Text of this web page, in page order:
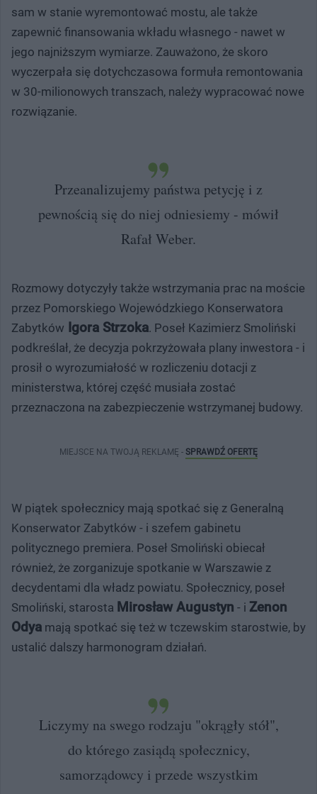
sam w stanie wyremontować mostu, ale także
zapewnić finansowania wkładu własnego - nawet w
jego najniższym wymiarze. Zauważono, że skoro
wyczerpała się dotychczasowa formuła remontowania
w 30-milionowych transzach, należy wypracować nowe
rozwiązanie.
Przeanalizujemy państwa petycję i z
pewnością się do niej odniesiemy - mówił
Rafał Weber.
Rozmowy dotyczyły także wstrzymania prac na moście
przez Pomorskiego Wojewódzkiego Konserwatora
Zabytków Igora Strzoka. Poseł Kazimierz Smoliński
podkreślał, że decyzja pokrzyżowała plany inwestora - i
prosił o wyrozumiałość w rozliczeniu dotacji z
ministerstwa, której część musiała zostać
przeznaczona na zabezpieczenie wstrzymanej budowy.
MIEJSCE NA TWOJĄ REKLAMĘ - SPRAWDŹ OFERTĘ
W piątek społecznicy mają spotkać się z Generalną
Konserwator Zabytków - i szefem gabinetu
politycznego premiera. Poseł Smoliński obiecał
również, że zorganizuje spotkanie w Warszawie z
decydentami dla władz powiatu. Społecznicy, poseł
Smoliński, starosta Mirosław Augustyn - i Zenon
Odya mają spotkać się też w tczewskim starostwie, by
ustalić dalszy harmonogram działań.
Liczymy na swego rodzaju "okrągły stół",
do którego zasiądą społecznicy,
samorządowcy i przede wszystkim